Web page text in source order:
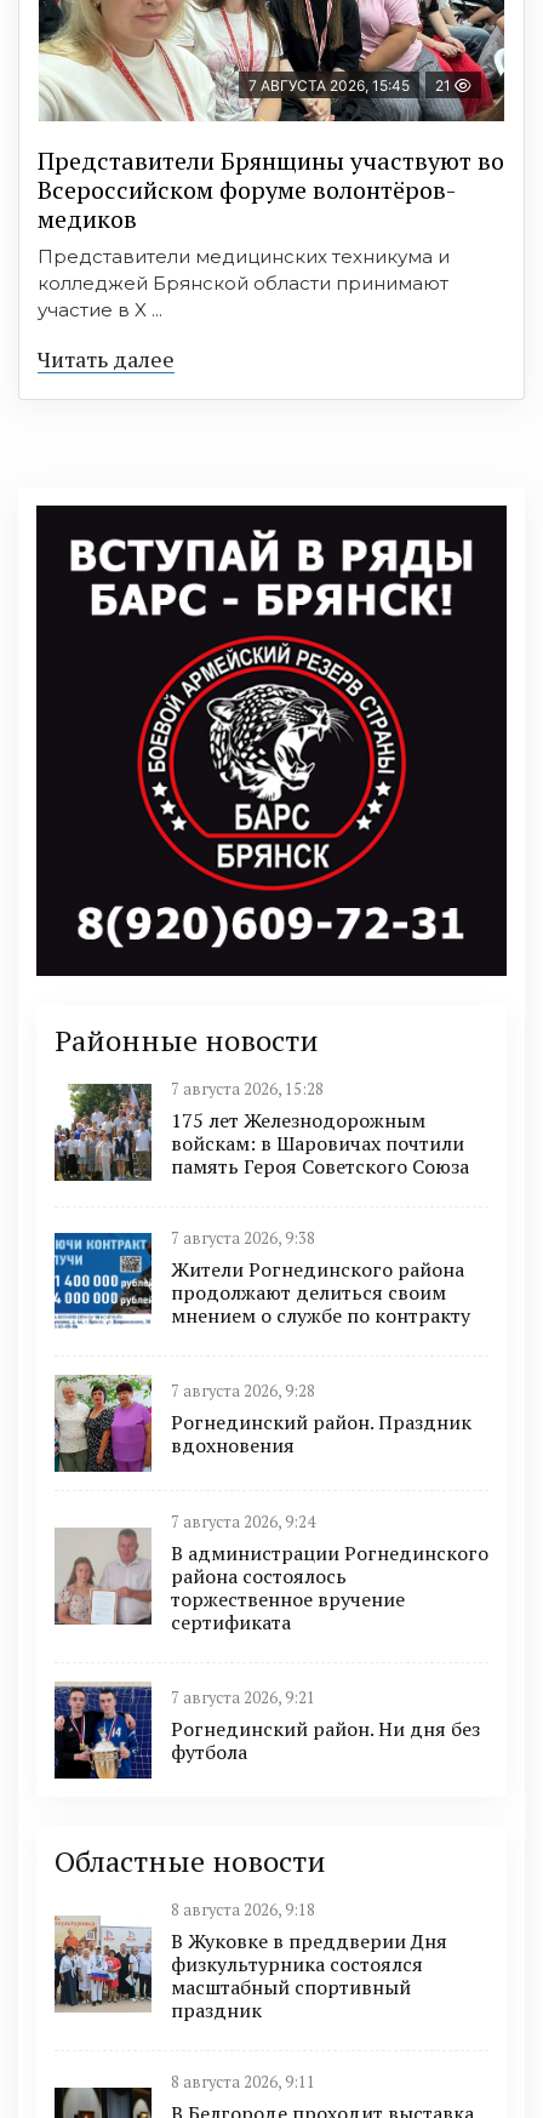
7 АВГУСТА 2026, 15:45 21
Представители Брянщины участвуют во
Всероссийском форуме волонтёров-
медиков
Представители медицинских техникума и
колледжей Брянской области принимают
участие в X ...
Читать далее
Районные новости
7 августа 2026, 15:28
175 лет Железнодорожным
войскам: в Шаровичах почтили
память Героя Советского Союза
7 августа 2026, 9:38
Жители Рогнединского района
продолжают делиться своим
мнением о службе по контракту
7 августа 2026, 9:28
Рогнединский район. Праздник
вдохновения
7 августа 2026, 9:24
В администрации Рогнединского
района состоялось
торжественное вручение
сертификата
7 августа 2026, 9:21
Рогнединский район. Ни дня без
футбола
Областные новости
8 августа 2026, 9:18
В Жуковке в преддверии Дня
физкультурника состоялся
масштабный спортивный
праздник
8 августа 2026, 9:11
В Белгороде проходит выставка,